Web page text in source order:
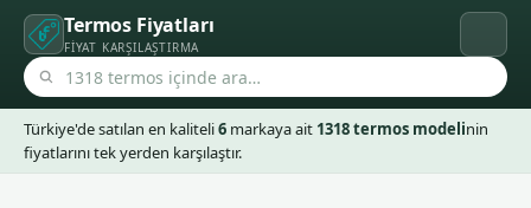
Termos Fiyatları
FIYAT KARŞILAŞTIRMA
Türkiye'de satılan en kaliteli6 markaya ait 1318 termos modelinin
fiyatlarını tek yerden karşılaştır.